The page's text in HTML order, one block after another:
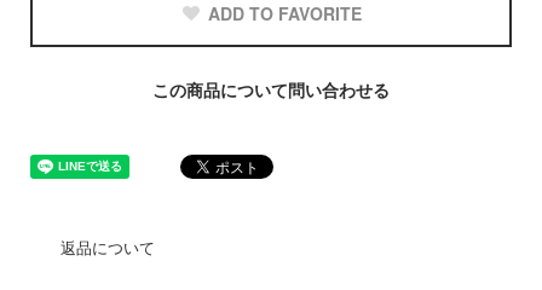
ADD TO FAVORITE
この商品について問い合わせる
返品について